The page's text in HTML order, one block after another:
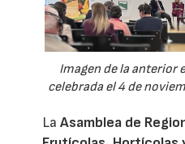
Imagen de la anterior
celebrada el 4 de
LaAsamblea de